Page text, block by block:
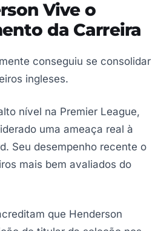
Vive o
da Carreira
conseguiu se consolidar
ingleses.
nível na Premier League,
uma ameaça real à
Seu desempenho recente o
mais bem avaliados do
que Henderson